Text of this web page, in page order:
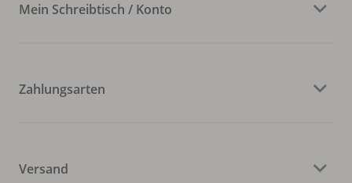
Mein Schreibtisch / Konto
Zahlungsarten
Versand